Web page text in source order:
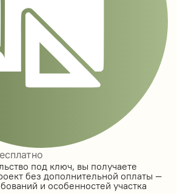
под ключ, вы получаете
без дополнительной оплаты —
и особенностей участка